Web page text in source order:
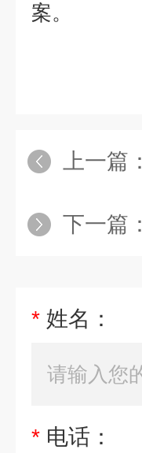
案。
上一篇：
下一篇：
* 姓名：
* 电话：